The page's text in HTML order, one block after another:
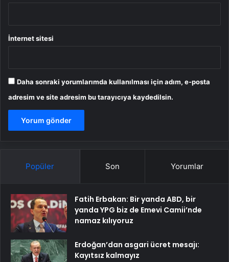
İnternet sitesi
Daha sonraki yorumlarımda kullanılması için adım, e-posta
adresim ve site adresim bu tarayıcıya kaydedilsin.
Popüler Son Yorumlar
Fatih Erbakan: Bir yanda ABD, bir
yanda YPG biz de Emevi Camii’nde
namaz kılıyoruz
Erdoğan’dan asgari ücret mesajı:
Kayıtsız kalmayız